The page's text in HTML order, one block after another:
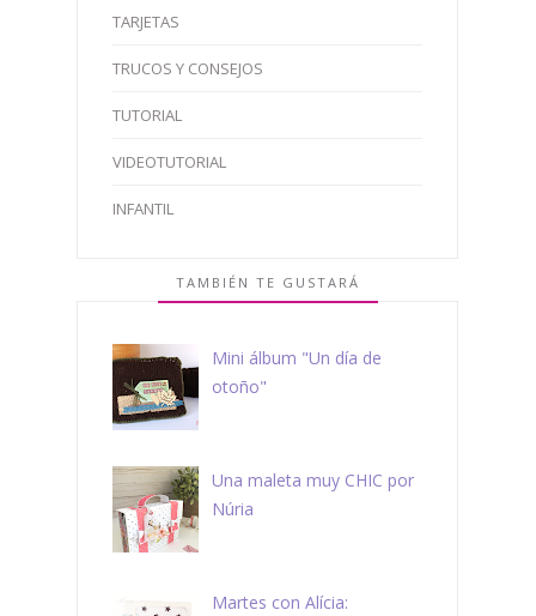
TARJETAS
TRUCOS Y CONSEJOS
TUTORIAL
VIDEOTUTORIAL
INFANTIL
TAMBIÉN TE GUSTARÁ
Mini álbum "Un día de
otoño"
Una maleta muy CHIC por
Núria
Martes con Alícia: